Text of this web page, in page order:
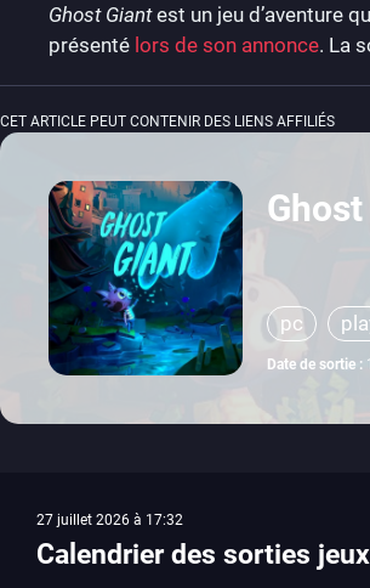
Ghost Giantest un jeu d’aventure
présenté lors de son annonce. La
CET ARTICLE PEUT CONTENIR DES LIENS AFFILIÉS
pc
Date de sortie :
27 juillet 2026 à 17:32
Calendrier des sorties